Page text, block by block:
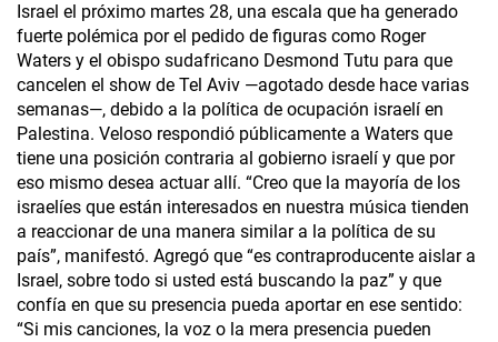
Israel el próximo martes 28, una escala que ha generado
fuerte polémica por el pedido de figuras como Roger
Waters y el obispo sudafricano Desmond Tutu para que
cancelen el show de Tel Aviv —agotado desde hace varias
semanas—, debido a la política de ocupación israelí en
Palestina. Veloso respondió públicamente a Waters que
tiene una posición contraria al gobierno israelí y que por
eso mismo desea actuar allí. “Creo que la mayoría de los
israelíes que están interesados en nuestra música tienden
a reaccionar de una manera similar a la política de su
país”, manifestó. Agregó que “es contraproducente aislar a
Israel, sobre todo si usted está buscando la paz” y que
confía en que su presencia pueda aportar en ese sentido:
“Si mis canciones, la voz o la mera presencia pueden